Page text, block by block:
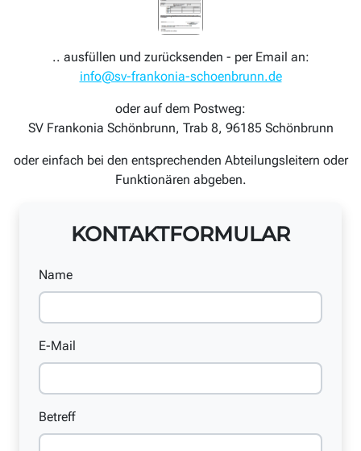
.. ausfüllen und zurücksenden - per Email an:
info@sv-frankonia-schoenbrunn.de
oder auf dem Postweg:
SV Frankonia Schönbrunn, Trab 8, 96185 Schönbrunn
oder einfach bei den entsprechenden Abteilungsleitern oder
Funktionären abgeben.
KONTAKTFORMULAR
Name
E-Mail
Betreff